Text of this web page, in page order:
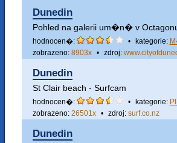
Dunedin
Pohled na galerii um�n� v
hodnocen�: • kategorie:
zobrazeno: 8903x • zdroj:
Dunedin
St Clair beach - Surfcam
hodnocen�: • kategorie:
zobrazeno: 26501x • zdroj: surf.co.nz
Dunedin